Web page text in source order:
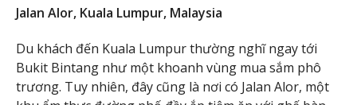
Jalan Alor, Kuala Lumpur, Malaysia
Du khách đến Kuala Lumpur thường nghĩ ngay tới
Bukit Bintang như một khoanh vùng mua sắm phô
trương. Tuy nhiên, đây cũng là nơi có Jalan Alor, một